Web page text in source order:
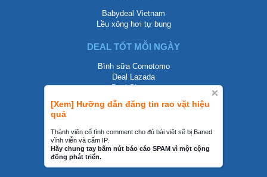
[Xem] Hưỡng dẫn đăng tin rao vặt hiệu
quả
Thành viên cố tình comment cho đủ bài viêt sẽ bị Baned
vĩnh viễn và cấm IP.
Hãy chung tay bấm nút báo cáo SPAM vì một cộng
đồng phát triển.
Babydeal Vietnam
Lều xông hơi tự bung
DEAL TỐT MỖI NGÀY
Bình sữa Comotomo
Deal Lazada
Deal Shopee
LIÊN HỆ
0858002468
contact@mraovat.vn